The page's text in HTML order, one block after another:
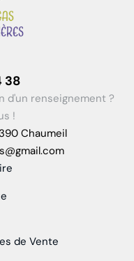
38
d'un renseignement ?
!
Chaumeil
de Vente